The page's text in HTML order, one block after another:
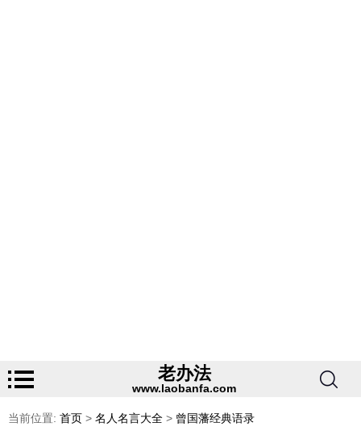
老办法
www.laobanfa.com
当前位置: 首页 > 名人名言大全 > 曾国藩经典语录